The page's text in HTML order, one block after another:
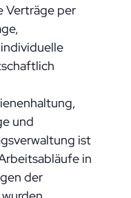
Verträge per
und
ist
in
der